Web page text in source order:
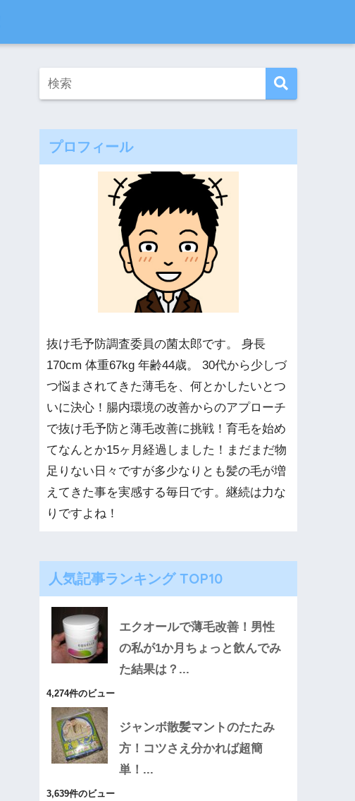
プロフィール
抜け毛予防調査委員の菌太郎です。 身長
170cm 体重67kg 年齢44歳。 30代から少しづ
つ悩まされてきた薄毛を、何とかしたいとつ
いに決心！腸内環境の改善からのアプローチ
で抜け毛予防と薄毛改善に挑戦！育毛を始め
てなんとか15ヶ月経過しました！まだまだ物
足りない日々ですが多少なりとも髪の毛が増
えてきた事を実感する毎日です。継続は力な
りですよね！
人気記事ランキング TOP10
エクオールで薄毛改善！男性
の私が1か月ちょっと飲んでみ
た結果は？...
4,274件のビュー
ジャンボ散髪マントのたたみ
方！コツさえ分かれば超簡
単！...
3,639件のビュー